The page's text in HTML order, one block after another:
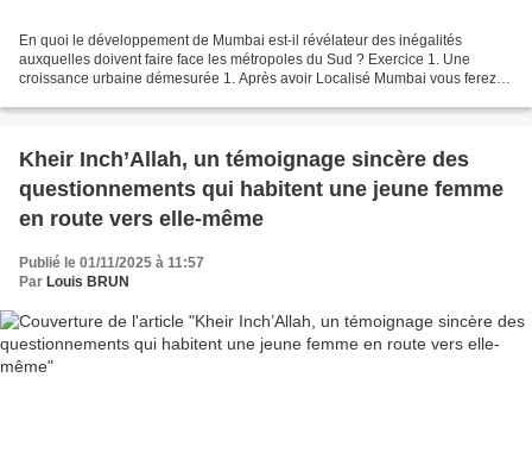
En quoi le développement de Mumbai est-il révélateur des inégalités
auxquelles doivent faire face les métropoles du Sud ? Exercice 1. Une
croissance urbaine démesurée 1. Après avoir Localisé Mumbai vous ferez
Kheir Inch’Allah, un témoignage sincère des
questionnements qui habitent une jeune femme
en route vers elle-même
Publié le 01/11/2025 à 11:57
Par Louis BRUN